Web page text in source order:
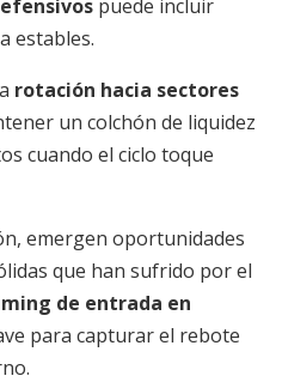
puede incluir
estables.
rotación hacia sectores
un colchón de liquidez
cuando el ciclo toque
emergen oportunidades
que han sufrido por el
de entrada en
para capturar el rebote